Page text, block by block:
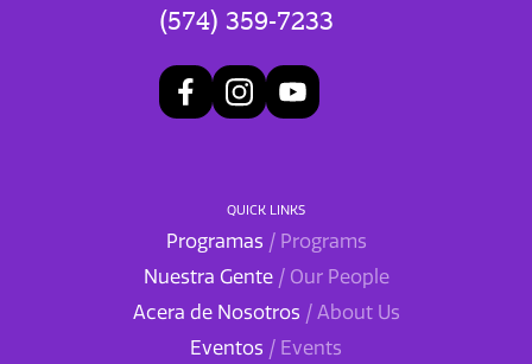
(574) 359-7233
QUICK LINKS
Programas / Programs
Nuestra Gente / Our People
Acera de Nosotros / About Us
Eventos / Events